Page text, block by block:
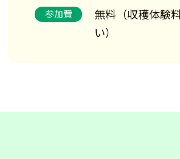
参加費
無料（収穫体験
い）